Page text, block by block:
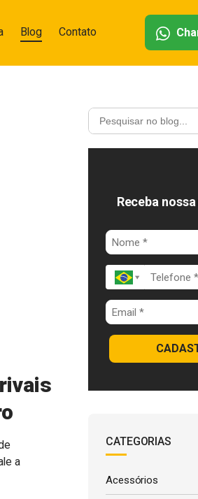
Blog Contato
a
Receba
CATEGORIAS
Acessórios